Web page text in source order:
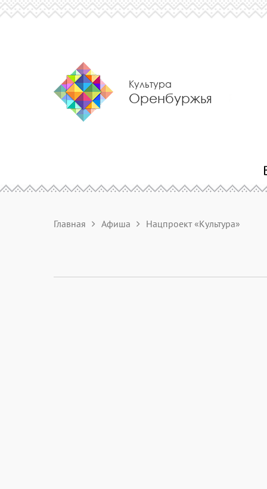
Культура
Оренбуржья
Главная Афиша Нацпроект «Культура»